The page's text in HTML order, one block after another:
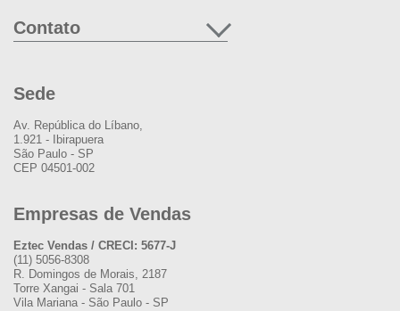
Contato
Sede
Av. República do Líbano,
1.921 - Ibirapuera
São Paulo - SP
CEP 04501-002
Empresas de Vendas
Eztec Vendas / CRECI: 5677-J
(11) 5056-8308
R. Domingos de Morais, 2187
Torre Xangai - Sala 701
Vila Mariana - São Paulo - SP